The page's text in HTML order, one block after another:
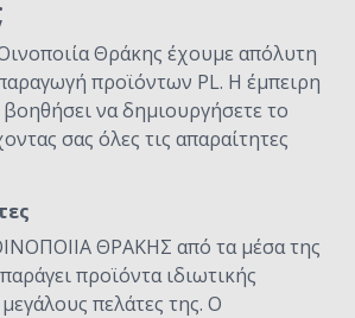
Θράκης έχουμε απόλυτη
προϊόντων PL. Η έμπειρη
να δημιουργήσετε το
σας όλες τις απαραίτητες
ΘΡΑΚΗΣ από τα μέσα της
προϊόντα ιδιωτικής
μεγάλους πελάτες της. Ο